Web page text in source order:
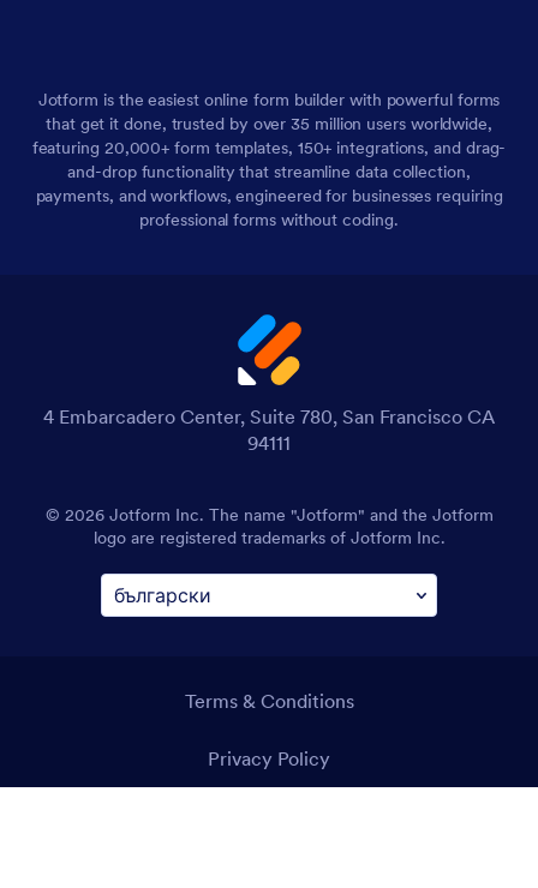
Jotform is the easiest online form builder with powerful forms
that get it done, trusted by over 35 million users worldwide,
featuring 20,000+ form templates, 150+ integrations, and drag-
and-drop functionality that streamline data collection,
payments, and workflows, engineered for businesses requiring
professional forms without coding.
4 Embarcadero Center, Suite 780, San Francisco CA
94111
© 2026 Jotform Inc. The name "Jotform" and the Jotform
logo are registered trademarks of Jotform Inc.
Terms & Conditions
Privacy Policy